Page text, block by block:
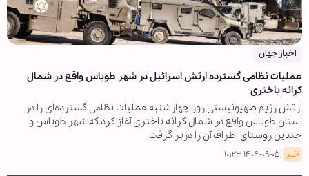
اخبار جهان
عملیات نظامی گسترده ارتش اسرائیل در شهر طوباس واقع در شمال
کرانه باختری
ارتش رژیم صهیونیستی روز چهارشنبه عملیات نظامی گسترده‌ای را در
استان طوباس واقع در شمال کرانه باختری آغاز کرد که شهر طوباس و
چندین روستای اطراف آن را دربر گرفت.
خبر ۱۴۰۴-۰۹-۰۵ ۱۰:۲۳